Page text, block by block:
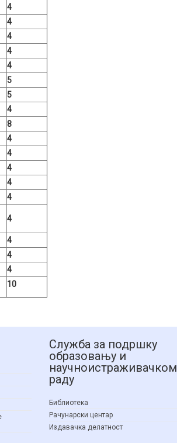
4
4
4
4
4
5
5
4
8
4
4
4
4
4
4
4
4
4
10
Служба за подршку
образовању и
научноистраживачком
раду
Библиотека
Рачунарски центар
Издавачка делатност